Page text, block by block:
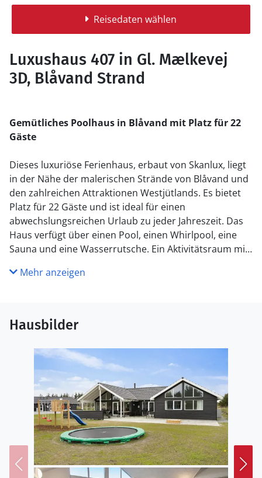
Reisedaten wählen
Luxushaus 407 in Gl. Mælkevej
3D, Blåvand Strand
Gemütliches Poolhaus in Blåvand mit Platz für 22
Gäste
Dieses luxuriöse Ferienhaus, erbaut von Skanlux, liegt
in der Nähe der malerischen Strände von Blåvand und
den zahlreichen Attraktionen Westjütlands. Es bietet
Platz für 22 Gäste und ist ideal für einen
abwechslungsreichen Urlaub zu jeder Jahreszeit. Das
Haus verfügt über einen Pool, einen Whirlpool, eine
Sauna und eine Wasserrutsche. Ein Aktivitätsraum mit
Tischfußball sorgt auch bei schlechtem Wetter für
Esstisch und eine gemütliche Sofaecke zum
Entspannen. Die Küche ist mit zwei Herden und zwei
Geschirrspülern ausgestattet. Die Schlafmöglichkeiten
verteilen sich auf sieben Doppelzimmer und zwei
Dachböden, ideal für Kinder. Drei Badezimmer sind
vorhanden. Eine teilweise überdachte Terrasse mit
Grillmöglichkeit und Spielgeräte für Kinder runden das
Angebot ab. Bitte beachten Sie, dass dieses VillaVilla-
Haus nicht an Jugendgruppen vermietet wird.
Mehr anzeigen
Hausbilder